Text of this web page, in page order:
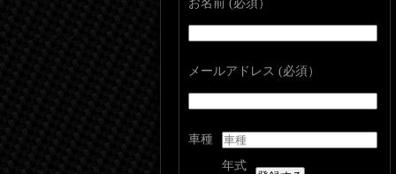
お名前 (必須）
メールアドレス (必須）
車種
年式